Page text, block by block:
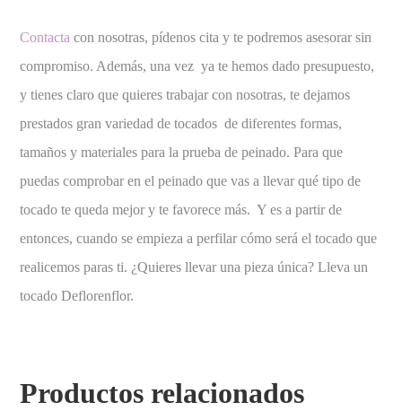
Contacta con nosotras, pídenos cita y te podremos asesorar sin
compromiso. Además, una vez ya te hemos dado presupuesto,
y tienes claro que quieres trabajar con nosotras, te dejamos
prestados gran variedad de tocados de diferentes formas,
tamaños y materiales para la prueba de peinado. Para que
puedas comprobar en el peinado que vas a llevar qué tipo de
tocado te queda mejor y te favorece más. Y es a partir de
entonces, cuando se empieza a perfilar cómo será el tocado que
realicemos paras ti. ¿Quieres llevar una pieza única? Lleva un
tocado Deflorenflor.
Productos relacionados